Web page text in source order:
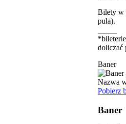
Bilety w
pula).
doliczać
Baner
Pobierz
Baner